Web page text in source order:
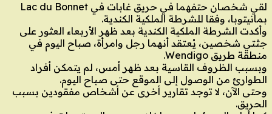
لقي شخصان حتفهما في حريق غابات في Lac du Bonnet
بمانيتوبا، وفقا للشرطة الملكية الكندية.
وأكدت الشرطة الملكية الكندية بعد ظهر الأربعاء العثور على
جثتي شخصين، يُعتقد أنهما رجل وامرأة، صباح اليوم في
منطقة طريق Wendigo.
وبسبب الظروف القاسية بعد ظهر أمس، لم يتمكن أفراد
الطوارئ من الوصول إلى الموقع حتى صباح اليوم.
وحتى الآن، لا توجد تقارير أخرى عن أشخاص مفقودين بسبب
الحريق.